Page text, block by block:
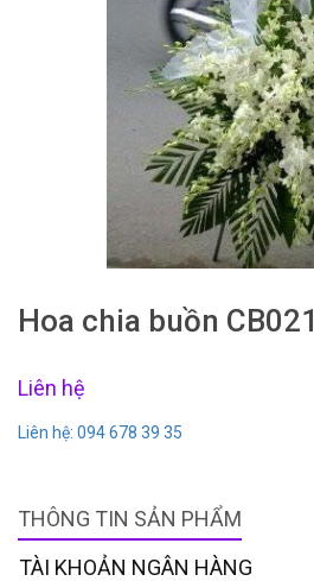
Hoa chia buồn CB021
Liên hệ
Liên hệ: 094 678 39 35
THÔNG TIN SẢN PHẨM
TÀI KHOẢN NGÂN HÀNG